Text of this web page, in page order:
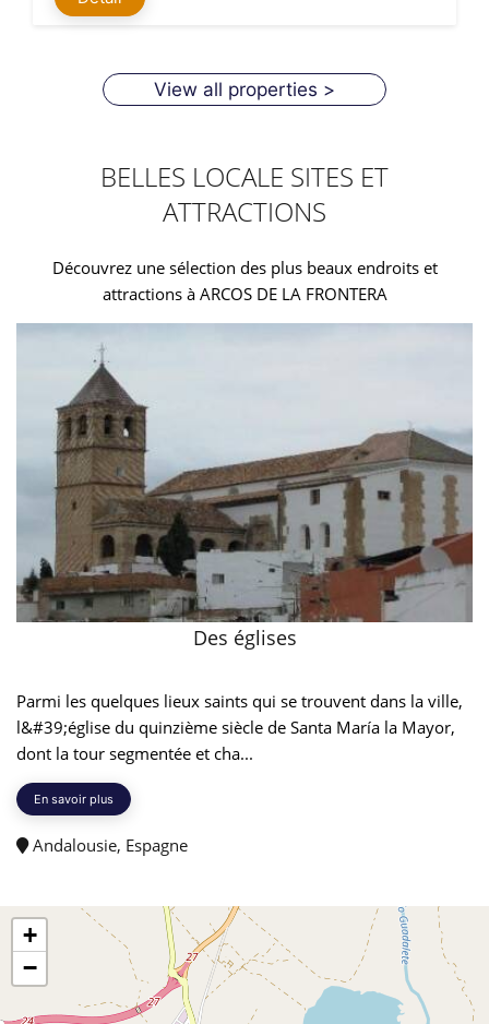
View all properties >
BELLES LOCALE SITES ET
ATTRACTIONS
Découvrez une sélection des plus beaux endroits et
attractions à ARCOS DE LA FRONTERA
Des églises
Parmi les quelques lieux saints qui se trouvent dans la ville,
l&#39;église du quinzième siècle de Santa María la Mayor,
dont la tour segmentée et cha...
En savoir plus
Andalousie, Espagne
+
−